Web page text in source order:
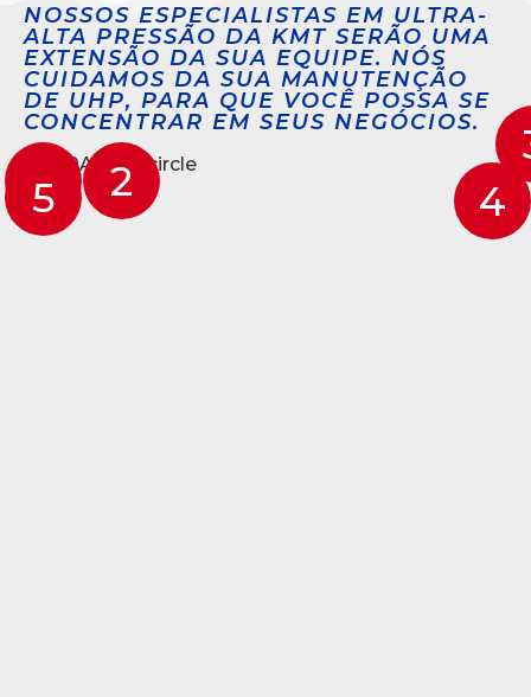
NOSSOS ESPECIALISTAS EM ULTRA-
ALTA PRESSÃO DA KMT SERÃO UMA
EXTENSÃO DA SUA EQUIPE. NÓS
CUIDAMOS DA SUA MANUTENÇÃO
DE UHP, PARA QUE VOCÊ POSSA SE
CONCENTRAR EM SEUS NEGÓCIOS.
1 2
4
5